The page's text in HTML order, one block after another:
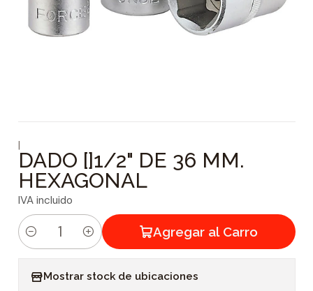
|
DADO []1/2" DE 36 MM.
HEXAGONAL
IVA incluido
C
Agregar al Carro
Mostrar stock de ubicaciones